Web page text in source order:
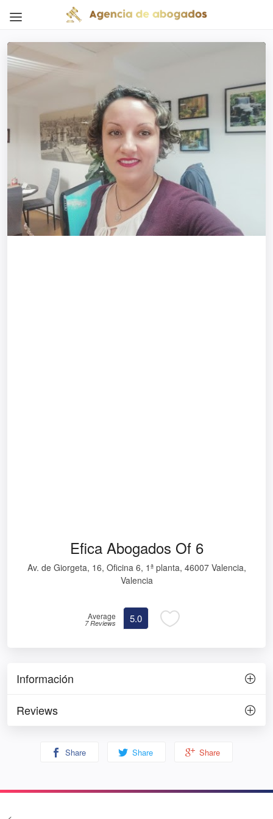
Efica Abogados Of 6
Av. de Giorgeta, 16, Oficina 6, 1ª planta, 46007 Valencia,
Valencia
Average
7 Reviews 5.0
Información
Reviews
Share Share Share